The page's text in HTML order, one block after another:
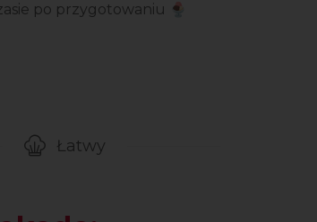
po przygotowaniu 🍨
Łatwy